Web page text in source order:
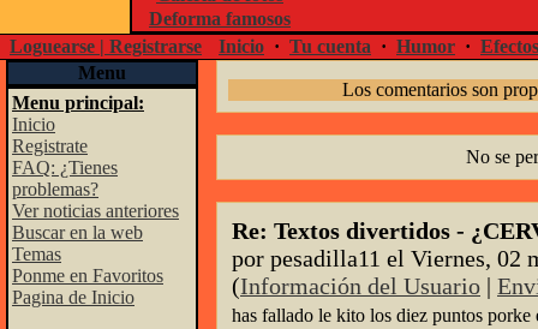
Deforma famosos
Loguearse | Registrarse
Inicio · Tu cuenta · Humor ·
Menu
Menu principal:
Inicio
Registrate
FAQ: ¿Tienes
problemas?
Ver noticias anteriores
Buscar en la web
Temas
Ponme en Favoritos
Pagina de Inicio
Los comentarios son
No se
Re: Textos divertidos -
por pesadilla11 el Viernes, 02
(Información del Usuario |
has fallado le kito los diez puntos porke